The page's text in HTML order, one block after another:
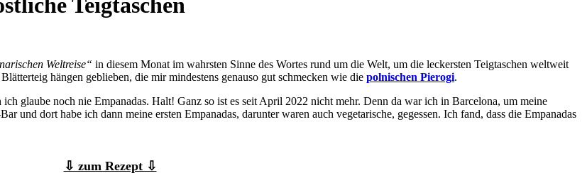
Teigtaschen
Weltreise“ in diesem Monat im wahrsten Sinne des Wortes rund um die Welt, um die leckersten Teigtaschen weltweit
hängen geblieben, die mir mindestens genauso gut schmecken wie die polnischen Pierogi.
glaube noch nie Empanadas. Halt! Ganz so ist es seit April 2022 nicht mehr. Denn da war ich in Barcelona, um meine
und dort habe ich dann meine ersten Empanadas, darunter waren auch vegetarische, gegessen. Ich fand, dass die Empanadas
⇩ zum Rezept ⇩